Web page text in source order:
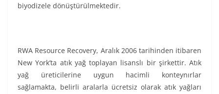
biyodizele dönüştürülmektedir.
RWA Resource Recovery, Aralık 2006 tarihinden itibaren
New York’ta atık yağ toplayan lisanslı bir şirkettir. Atık
yağ üreticilerine uygun hacimli konteynırlar
sağlamakta, belirli aralarla ücretsiz olarak atık yağları